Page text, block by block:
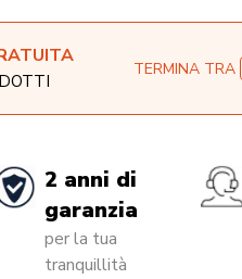
TERMINA TRA
2 anni di
garanzia
per la tua
tranquillità